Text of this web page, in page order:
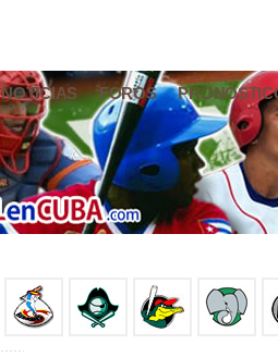
NOTICIAS FOROS